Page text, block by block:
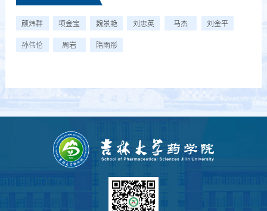
颜炜群 项金宝 魏景艳 刘忠英 马杰 刘金平
孙伟伦 周岩 隋雨彤